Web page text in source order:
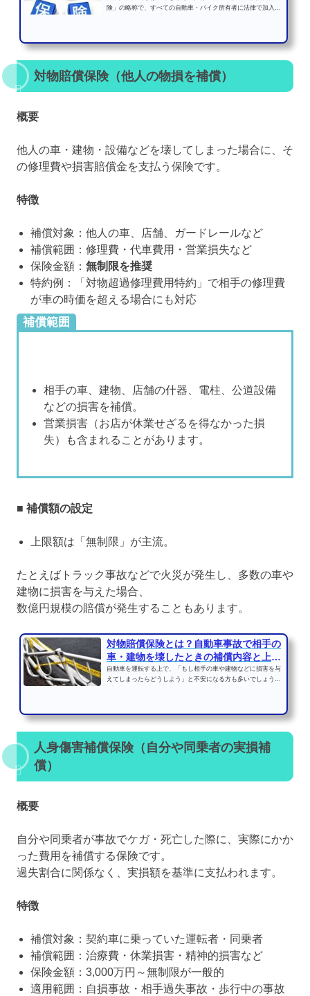
険」の略称で、すべての自動車・バイク所有者に法律で加入が
対物賠償保険（他人の物損を補償）
概要
他人の車・建物・設備などを壊してしまった場合に、そ
の修理費や損害賠償金を支払う保険です。
特徴
補償対象：他人の車、店舗、ガードレールなど
補償範囲：修理費・代車費用・営業損失など
保険金額： 無制限を推奨
特約例：「対物超過修理費用特約」で相手の修理費
が車の時価を超える場合にも対応
補償範囲
相手の車、建物、店舗の什器、電柱、公道設備
などの損害を補償。
営業損害（お店が休業せざるを得なかった損
失）も含まれることがあります。
■ 補償額の設定
上限額は「無制限」が主流。
たとえばトラック事故などで火災が発生し、多数の車や
建物に損害を与えた場合、
数億円規模の賠償が発生することもあります。
対物賠償保険とは？自動車事故で相手の
車・建物を壊したときの補償内容と上限
額
自動車を運転する上で、「もし相手の車や建物などに損害を与
えてしまったらどうしよう」と不安になる方も多いでしょう。
人身傷害補償保険（自分や同乗者の実損補
償）
概要
自分や同乗者が事故でケガ・死亡した際に、実際にかか
った費用を補償する保険です。
過失割合に関係なく、実損額を基準に支払われます。
特徴
補償対象：契約車に乗っていた運転者・同乗者
補償範囲：治療費・休業損害・精神的損害など
保険金額：3,000万円～無制限が一般的
適用範囲：自損事故・相手過失事故・歩行中の事故